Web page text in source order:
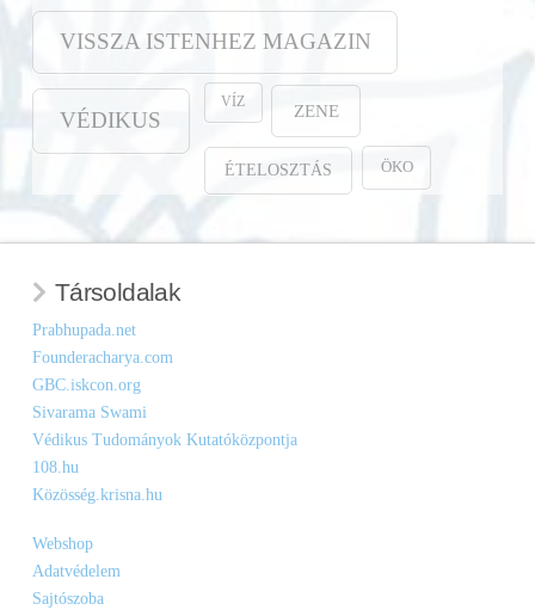
VISSZA ISTENHEZ MAGAZIN
VÉDIKUS
VÍZ ZENE
ÉTELOSZTÁS ÖKO
Társoldalak
Prabhupada.net
Founderacharya.com
GBC.iskcon.org
Sivarama Swami
Védikus Tudományok Kutatóközpontja
108.hu
Közösség.krisna.hu
Webshop
Adatvédelem
Sajtószoba